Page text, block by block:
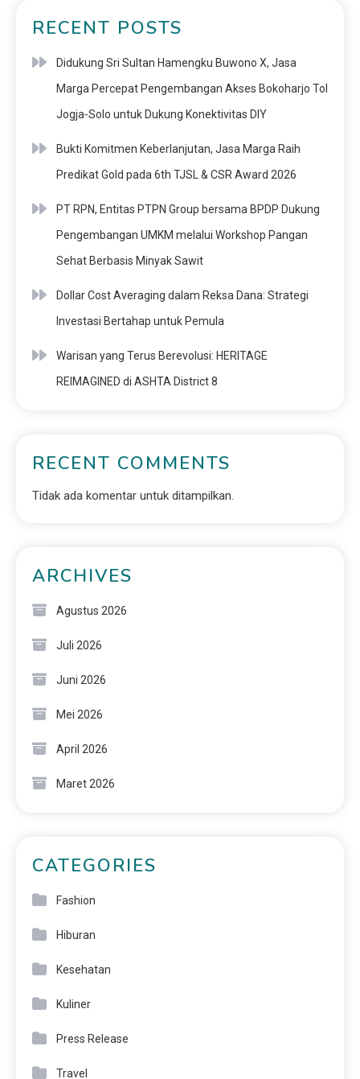
RECENT POSTS
Didukung Sri Sultan Hamengku Buwono X, Jasa
Marga Percepat Pengembangan Akses Bokoharjo Tol
Jogja-Solo untuk Dukung Konektivitas DIY
Bukti Komitmen Keberlanjutan, Jasa Marga Raih
Predikat Gold pada 6th TJSL & CSR Award 2026
PT RPN, Entitas PTPN Group bersama BPDP Dukung
Pengembangan UMKM melalui Workshop Pangan
Sehat Berbasis Minyak Sawit
Dollar Cost Averaging dalam Reksa Dana: Strategi
Investasi Bertahap untuk Pemula
Warisan yang Terus Berevolusi: HERITAGE
REIMAGINED di ASHTA District 8
RECENT COMMENTS
Tidak ada komentar untuk ditampilkan.
ARCHIVES
Agustus 2026
Juli 2026
Juni 2026
Mei 2026
April 2026
Maret 2026
CATEGORIES
Fashion
Hiburan
Kesehatan
Kuliner
Press Release
Travel